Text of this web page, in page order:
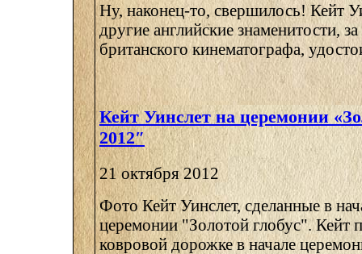
Ну, наконец-то, свершилось! Кейт
другие английские знаменитости,
британского кинематографа,
Кейт Уинслет на церемонии
2012″
21 октября 2012
Фото Кейт Уинслет, сделанные в
церемонии "Золотой глобус". Кейт
ковровой дорожке в начале